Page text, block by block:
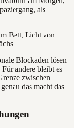
als
Blockaden lösen
andere bleibt es
zwischen
das macht das